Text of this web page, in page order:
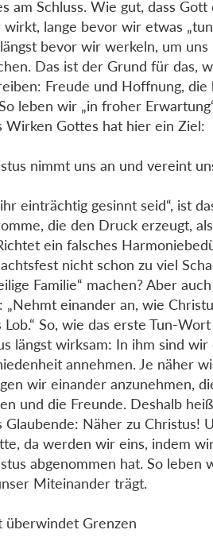
am Schluss. Wie gut, dass
wirkt, lange bevor wir etwas
bevor wir werkeln, um
Das ist der Grund für das,
Freude und Hoffnung,
leben wir „in froher
Wirken Gottes hat hier ein Ziel:
nimmt uns an und vereint
einträchtig gesinnt seid“, ist
die den Druck erzeugt,
ein falsches
nicht schon zu viel
Familie“ machen? Aber
„Nehmt einander an, wie
Lob.“ So, wie das erste Tun-
längst wirksam: In ihm sind
annehmen. Je näher
wir einander anzunehmen,
und die Freunde. Deshalb
Glaubende: Näher zu Christus!
da werden wir eins, indem
abgenommen hat. So leben
Miteinander trägt.
überwindet Grenzen